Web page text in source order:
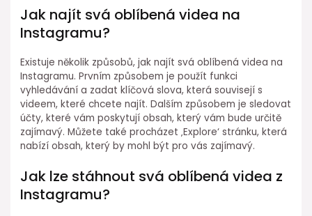
Jak najít svá oblíbená videa na
Instagramu?
Existuje několik způsobů, jak najít svá oblíbená videa na
Instagramu. Prvním způsobem je použít funkci
vyhledávání a zadat klíčová slova, která souvisejí s
videem, které chcete najít. Dalším způsobem je sledovat
účty, které vám poskytují obsah, který vám bude určitě
zajímavý. Můžete také procházet ‚Explore‘ stránku, která
nabízí obsah, který by mohl být pro vás zajímavý.
Jak lze stáhnout svá oblíbená videa z
Instagramu?